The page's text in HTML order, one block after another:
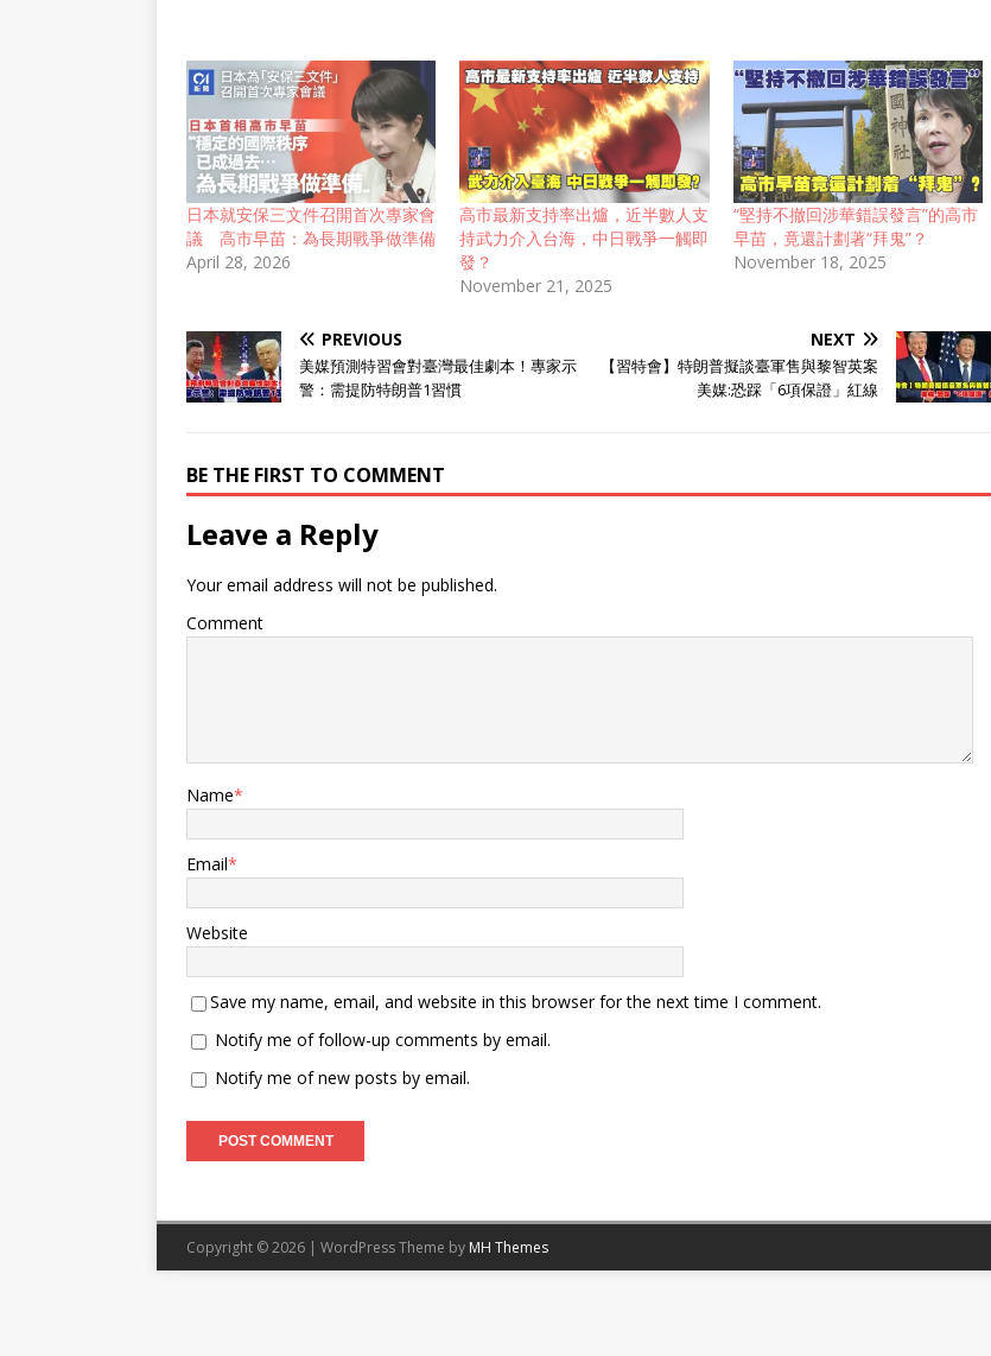
日本就安保三文件召開首次專家會
議 高市早苗：為長期戰爭做準備
April 28, 2026
高市最新支持率出爐，近半數人支
持武力介入台海，中日戰爭一觸即
發？
November 21, 2025
“堅持不撤回涉華錯誤發言”的高市
早苗，竟還計劃著“拜鬼”？
November 18, 2025
PREVIOUS
美媒預測特習會對臺灣最佳劇本！專家示
警：需提防特朗普1習慣
NEXT
【習特會】特朗普擬談臺軍售與黎智英案
美媒:恐踩「6項保證」紅線
BE THE FIRST TO COMMENT
Leave a Reply
Your email address will not be published.
Comment
Name*
Email*
Website
Save my name, email, and website in this browser for the next time I comment.
Notify me of follow-up comments by email.
Notify me of new posts by email.
Copyright © 2026 | WordPress Theme by MH Themes